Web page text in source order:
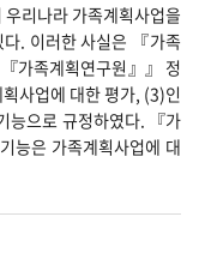
우리나라 가족계획사업을
. 이러한 사실은 『가족
가족계획연구원』』 정
사업에 대한 평가, (3)인
능으로 규정하였다. 『가
능은 가족계획사업에 대